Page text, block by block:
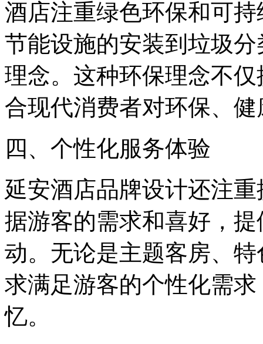
酒店注重绿色环保和可
节能设施的安装到垃圾
理念。这种环保理念不
合现代消费者对环保、
四、个性化服务体验
延安酒店品牌设计还注
据游客的需求和喜好，
动。无论是主题客房、
求满足游客的个性化需
忆。